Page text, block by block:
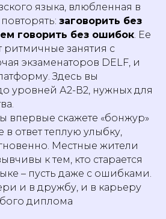
языка, влюбленная в
заговорить без
говорить без ошибок . Ее
ритмичные занятия с
экзаменаторов DELF, и
Здесь вы
уровней А2-В2, нужных для
впервые скажете «бонжур»
в ответ теплую улыбку,
Местные жители
к тем, кто старается
– пусть даже с ошибками.
и в дружбу, и в карьеру
диплома
Обучение
во Франции
Высшее образование
Языковые курсы во
Франции
Курс по поступлению
эксклюзивные
овладение языком
материалы, которые
школы